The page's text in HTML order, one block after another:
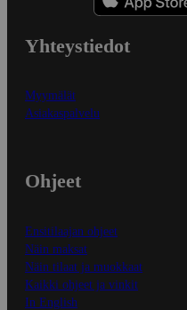
Yhteystiedot
Myymälät
Asiakaspalvelu
Ohjeet
Ensitilaajan ohjeet
Näin maksat
Näin tilaat ja muokkaat
Kaikki ohjeet ja vinkit
In English